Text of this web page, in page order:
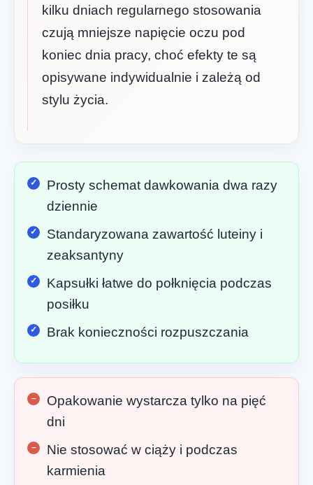
kilku dniach regularnego stosowania
czują mniejsze napięcie oczu pod
koniec dnia pracy, choć efekty te są
opisywane indywidualnie i zależą od
stylu życia.
Prosty schemat dawkowania dwa razy
dziennie
Standaryzowana zawartość luteiny i
zeaksantyny
Kapsułki łatwe do połknięcia podczas
posiłku
Brak konieczności rozpuszczania
Opakowanie wystarcza tylko na pięć
dni
Nie stosować w ciąży i podczas
karmienia